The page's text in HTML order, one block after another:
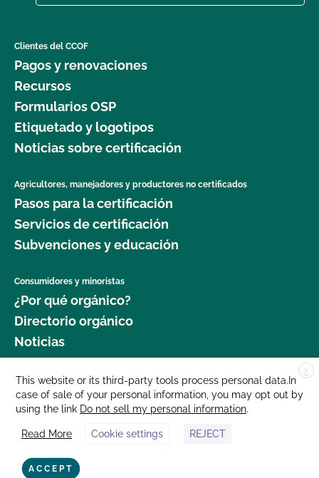
Clientes del CCOF
Pagos y renovaciones
Recursos
Formularios OSP
Etiquetado y logotipos
Noticias sobre certificación
Agricultores, manejadores y productores no certificados
Pasos para la certificación
Servicios de certificación
Subvenciones y educación
Consumidores y minoristas
¿Por qué orgánico?
Directorio orgánico
Noticias
Donar
Carreras profesionales
Sala de prensa
Contáctenos
877 Cedar Street, Suite 248, Santa Cruz, CA 95060 © 2025 CCOF.org
X
This website or its third-party tools process personal data.In
case of sale of your personal information, you may opt out by
using the link Do not sell my personal information.
Read More Cookie settings REJECT
ACCEPT